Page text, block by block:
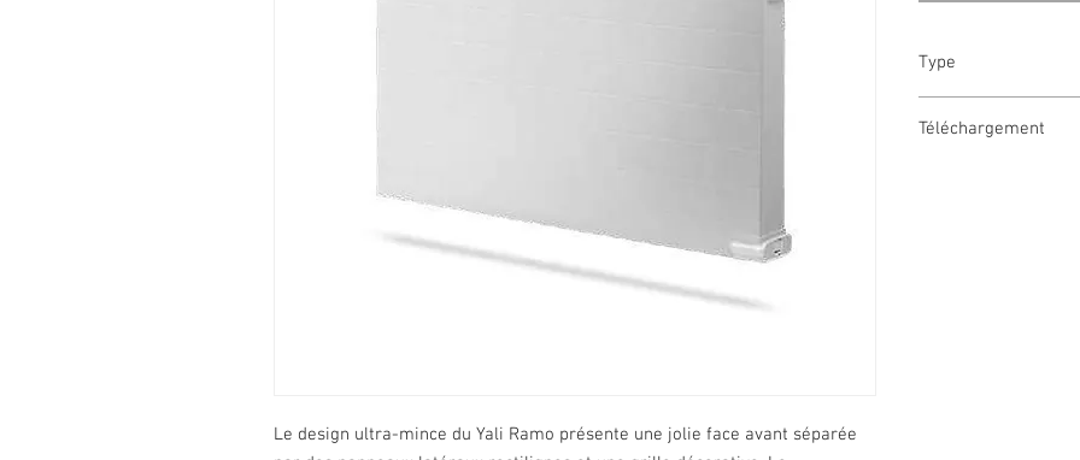
Le design ultra-mince du Yali Ramo présente une jolie face avant séparée
Type
Téléchargement